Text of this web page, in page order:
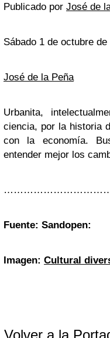
Publicado por José de
Sábado 1 de octubre de
José de la Peña
Urbanita,
ciencia, por la historia
con la economía.
entender mejor los
Fuente: Sandopen:
Imagen: Cultural
Volver a la